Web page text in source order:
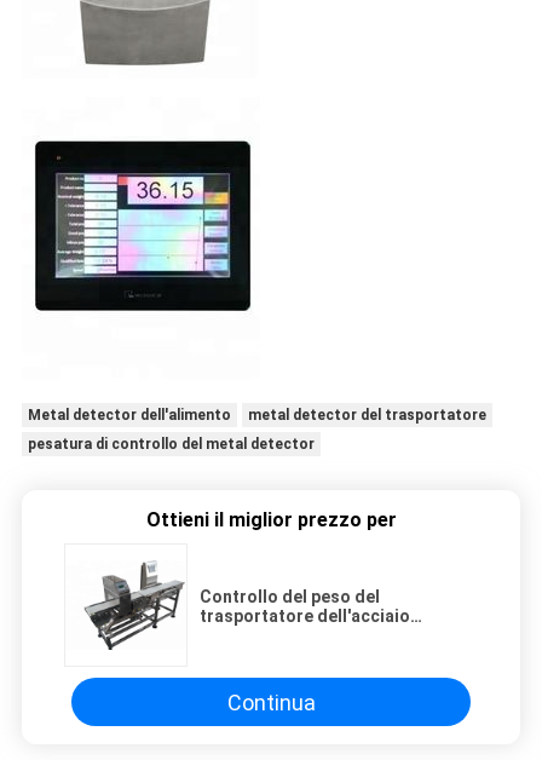
Metal detector dell'alimento
metal detector del trasportatore
pesatura di controllo del metal detector
Ottieni il miglior prezzo per
Controllo del peso del
trasportatore dell'acciaio
detector
Continua